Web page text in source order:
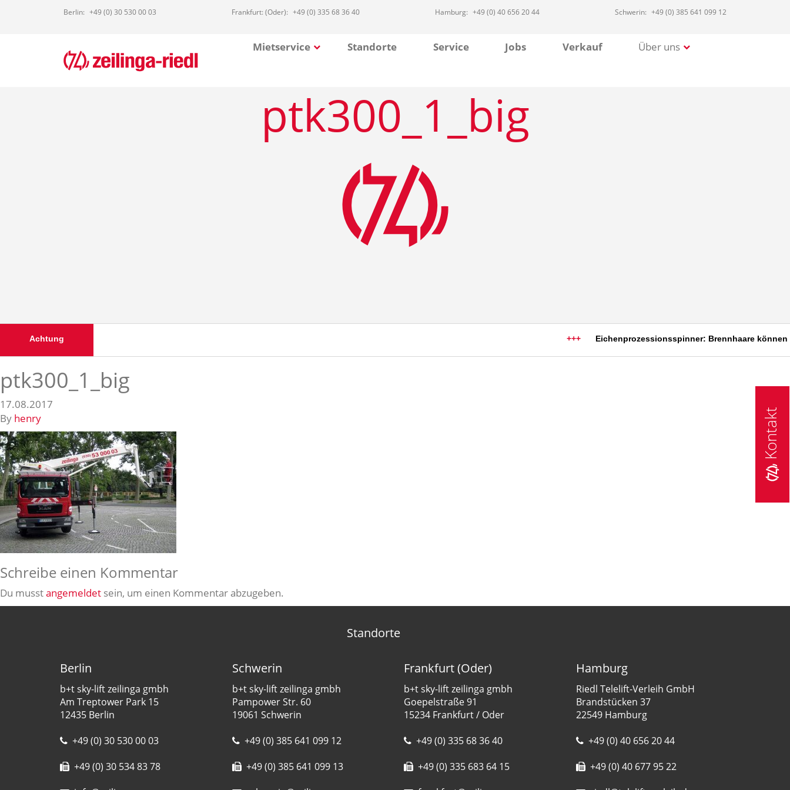
Berlin: +49 (0) 30 530 00 03 Frankfurt: (Oder): +49 (0) 335 68 36 40 Hamburg: +49 (0) 40 656 20 44 Schwerin: +49 (0) 385 641 099 12
Mietservice Standorte Service Jobs Verkauf Über uns
ptk300_1_big
+++ Eichenprozessionsspinner: Brennhaare können
Achtung
ptk300_1_big
17.08.2017
By henry
Schreibe einen Kommentar
Du musstangemeldet sein, um einen Kommentar abzugeben.
Standorte
Berlin
b+t sky-lift zeilinga gmbh
Am Treptower Park 15
12435 Berlin
+49 (0) 30 530 00 03
+49 (0) 30 534 83 78
Schwerin
b+t sky-lift zeilinga gmbh
Pampower Str. 60
19061 Schwerin
+49 (0) 385 641 099 12
+49 (0) 385 641 099 13
Frankfurt (Oder)
b+t sky-lift zeilinga gmbh
Goepelstraße 91
15234 Frankfurt / Oder
+49 (0) 335 68 36 40
+49 (0) 335 683 64 15
Hamburg
Riedl Telelift-Verleih GmbH
Brandstücken 37
22549 Hamburg
+49 (0) 40 656 20 44
+49 (0) 40 677 95 22
Kontakt